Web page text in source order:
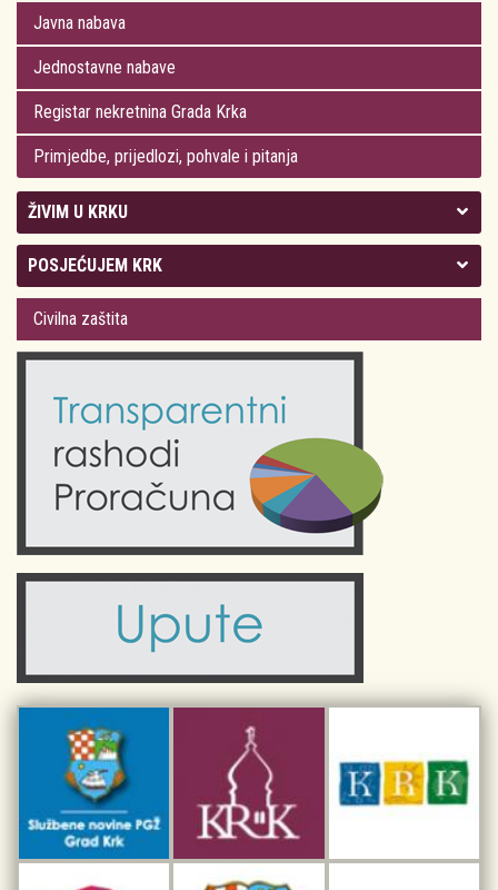
Javna nabava
Jednostavne nabave
Registar nekretnina Grada Krka
Primjedbe, prijedlozi, pohvale i pitanja
ŽIVIM U KRKU
Kolegij gradonačelnika
Gradsko vijeće
Odluke Grada Krka (Službene novine PGŽ)
Obrazovanje
Komunalne usluge
Civilni sektor (arhiva udruga)
Sport i rekreacija
POSJEĆUJEM KRK
Plan Grada Krka
Krk 360° VR panorama
Krk uživo
Fotogalerije
Kalendar događanja
Turistička zajednica otoka Krka
Kulturno-turistička ruta Putovima Frankopana
Dar iz Krka
Interpretacijski centar pomorske baštine
Civilna zaštita